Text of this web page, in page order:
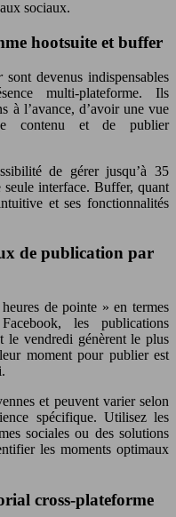
sociaux.
hootsuite et buffer
sont devenus indispensables
multi-plateforme. Ils
à l’avance, d’avoir une vue
contenu et de publier
de gérer jusqu’à 35
interface. Buffer, quant
et ses fonctionnalités
de publication par
de pointe » en termes
les publications
le vendredi génèrent le plus
moment pour publier est
et peuvent varier selon
spécifique. Utilisez les
sociales ou des solutions
les moments optimaux
cross-plateforme